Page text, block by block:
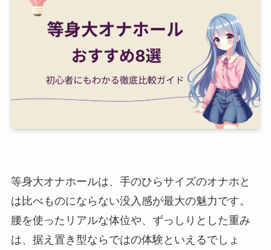
等身大オナホールは、手のひらサイズのオナホと
は比べものにならない没入感が最大の魅力です。
腰を使ったリアルな体位や、ずっしりとした重み
は、据え置き型ならではの体験といえるでしょ